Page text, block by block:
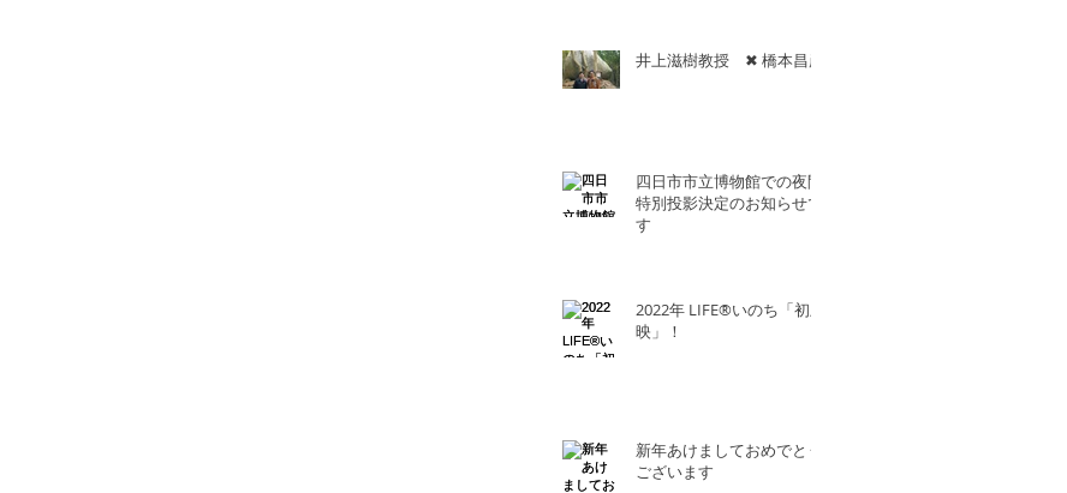
井上滋樹教授 ✖︎ 橋本昌彦
四日市市立博物館での夜間
特別投影決定のお知らせで
す
2022年 LIFE®︎いのち「初上
映」！
新年あけましておめでとう
ございます